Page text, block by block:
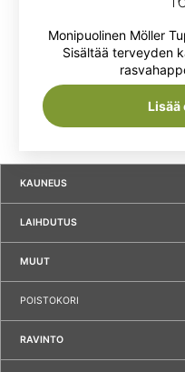
KAUNEUS
LAIHDUTUS
MUUT
POISTOKORI
RAVINTO
Monipuolinen Möller
Sisältää terveyden
Lisää